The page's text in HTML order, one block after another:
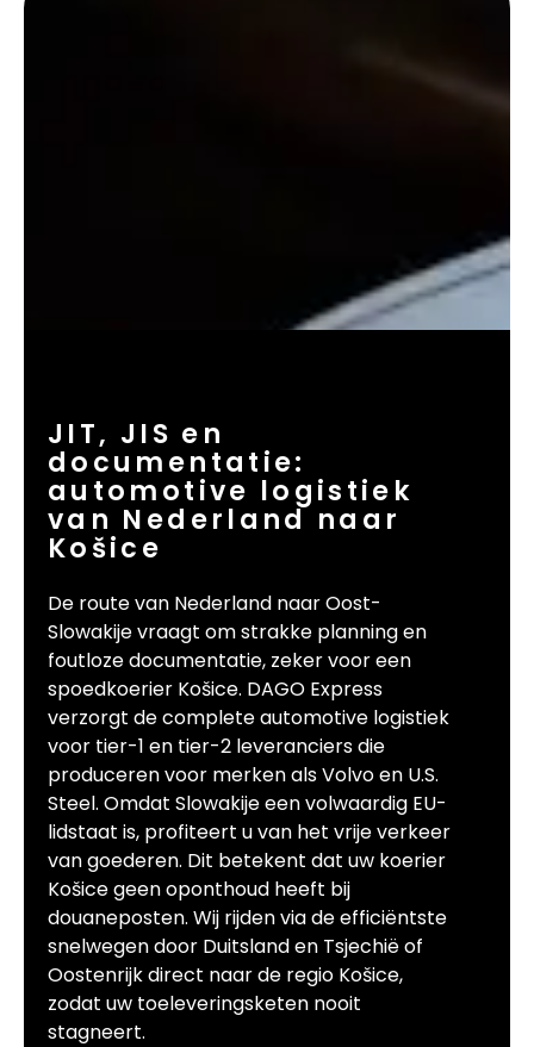
JIT, JIS en
documentatie:
automotive logistiek
van Nederland naar
Košice
De route van Nederland naar Oost-
Slowakije vraagt om strakke planning en
foutloze documentatie, zeker voor een
spoedkoerier Košice. DAGO Express
verzorgt de complete automotive logistiek
voor tier-1 en tier-2 leveranciers die
produceren voor merken als Volvo en U.S.
Steel. Omdat Slowakije een volwaardig EU-
lidstaat is, profiteert u van het vrije verkeer
van goederen. Dit betekent dat uw koerier
Košice geen oponthoud heeft bij
douaneposten. Wij rijden via de efficiëntste
snelwegen door Duitsland en Tsjechië of
Oostenrijk direct naar de regio Košice,
zodat uw toeleveringsketen nooit
stagneert.